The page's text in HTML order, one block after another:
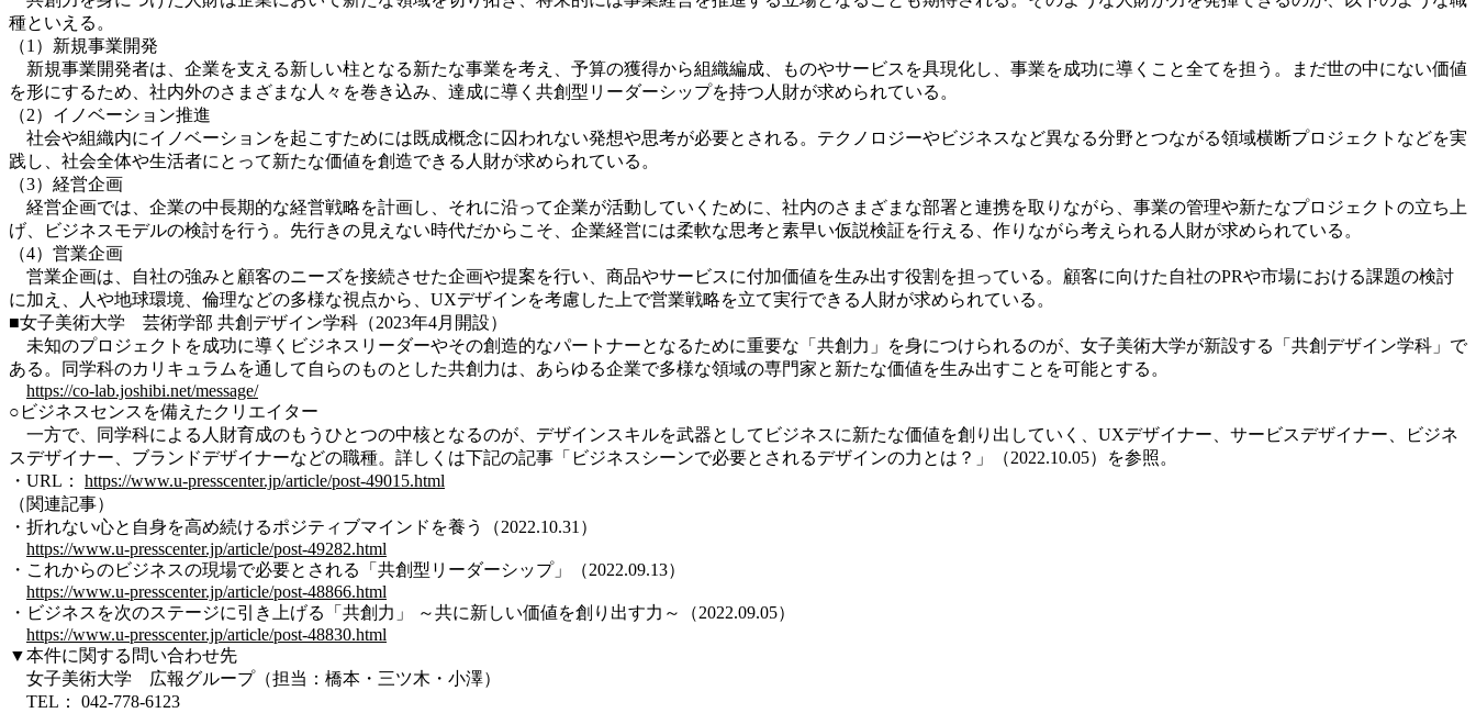
種といえる。
（1）新規事業開発
新規事業開発者は、企業を支える新しい柱となる新たな事業を考え、予算の獲得から組織編成、ものやサービスを具現化し、事業を成功に導くこと全てを担う。まだ世の中にない価値
を形にするため、社内外のさまざまな人々を巻き込み、達成に導く共創型リーダーシップを持つ人財が求められている。
（2）イノベーション推進
社会や組織内にイノベーションを起こすためには既成概念に囚われない発想や思考が必要とされる。テクノロジーやビジネスなど異なる分野とつながる領域横断プロジェクトなどを実
践し、社会全体や生活者にとって新たな価値を創造できる人財が求められている。
（3）経営企画
経営企画では、企業の中長期的な経営戦略を計画し、それに沿って企業が活動していくために、社内のさまざまな部署と連携を取りながら、事業の管理や新たなプロジェクトの立ち上
げ、ビジネスモデルの検討を行う。先行きの見えない時代だからこそ、企業経営には柔軟な思考と素早い仮説検証を行える、作りながら考えられる人財が求められている。
（4）営業企画
営業企画は、自社の強みと顧客のニーズを接続させた企画や提案を行い、商品やサービスに付加価値を生み出す役割を担っている。顧客に向けた自社のPRや市場における課題の検討
に加え、人や地球環境、倫理などの多様な視点から、UXデザインを考慮した上で営業戦略を立て実行できる人財が求められている。
■女子美術大学 芸術学部 共創デザイン学科（2023年4月開設）
未知のプロジェクトを成功に導くビジネスリーダーやその創造的なパートナーとなるために重要な「共創力」を身につけられるのが、女子美術大学が新設する「共創デザイン学科」で
ある。同学科のカリキュラムを通して自らのものとした共創力は、あらゆる企業で多様な領域の専門家と新たな価値を生み出すことを可能とする。
https://co-lab.joshibi.net/message/
○ビジネスセンスを備えたクリエイター
一方で、同学科による人財育成のもうひとつの中核となるのが、デザインスキルを武器としてビジネスに新たな価値を創り出していく、UXデザイナー、サービスデザイナー、ビジネ
スデザイナー、ブランドデザイナーなどの職種。詳しくは下記の記事「ビジネスシーンで必要とされるデザインの力とは？」（2022.10.05）を参照。
・URL： https://www.u-presscenter.jp/article/post-49015.html
（関連記事）
・折れない心と自身を高め続けるポジティブマインドを養う（2022.10.31）
https://www.u-presscenter.jp/article/post-49282.html
・これからのビジネスの現場で必要とされる「共創型リーダーシップ」（2022.09.13）
https://www.u-presscenter.jp/article/post-48866.html
・ビジネスを次のステージに引き上げる「共創力」 ～共に新しい価値を創り出す力～（2022.09.05）
https://www.u-presscenter.jp/article/post-48830.html
▼本件に関する問い合わせ先
女子美術大学 広報グループ（担当：橋本・三ツ木・小澤）
TEL： 042-778-6123